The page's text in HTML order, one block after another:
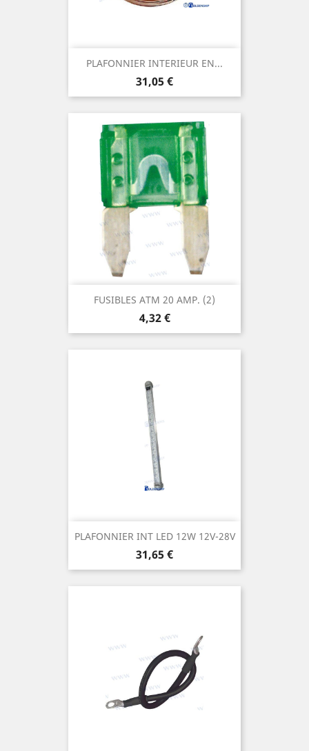
PLAFONNIER INTERIEUR EN...
Prix
31,05 €
FUSIBLES ATM 20 AMP. (2)
Prix
4,32 €
PLAFONNIER INT LED 12W 12V-28V
Prix
31,65 €